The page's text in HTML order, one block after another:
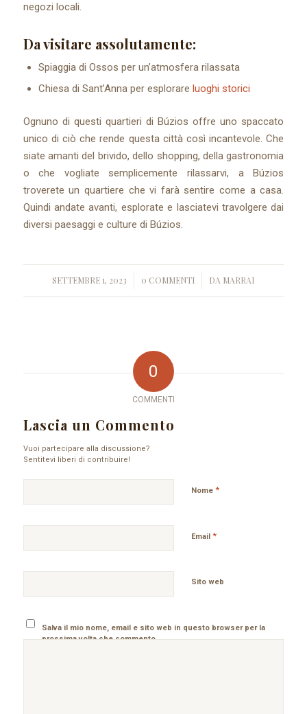
negozi locali.
Da visitare assolutamente:
Spiaggia di Ossos per un’atmosfera rilassata
Chiesa di Sant’Anna per esplorare luoghi storici
Ognuno di questi quartieri di Búzios offre uno spaccato
unico di ciò che rende questa città così incantevole. Che
siate amanti del brivido, dello shopping, della gastronomia
o che vogliate semplicemente rilassarvi, a Búzios
troverete un quartiere che vi farà sentire come a casa.
Quindi andate avanti, esplorate e lasciatevi travolgere dai
diversi paesaggi e culture di Búzios.
SETTEMBRE 1, 2023
/ 0 COMMENTI
/ DA MARRAI
0
COMMENTI
Lascia un Commento
Vuoi partecipare alla discussione?
Sentitevi liberi di contribuire!
Nome *
Email *
Sito web
Salva il mio nome, email e sito web in questo browser per la
prossima volta che commento.